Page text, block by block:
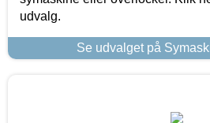
udvalg.
Se udvalget på